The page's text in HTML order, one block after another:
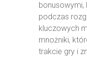
podczas
kluczowych
mnożniki,
trakcie gry i